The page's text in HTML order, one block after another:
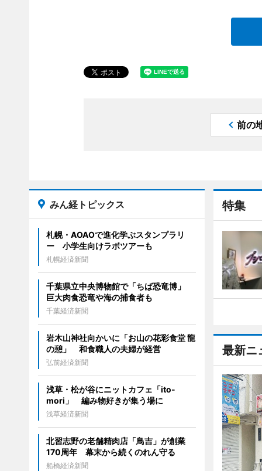
前の
特集
最新ニ
みん経トピックス
札幌・AOAOで進化学ぶスタンプラリ
ー 小学生向けラボツアーも
札幌経済新聞
千葉県立中央博物館で「ちば恐竜博」
巨大肉食恐竜や海の捕食者も
千葉経済新聞
岩木山神社向かいに「お山の花彩食堂 龍
の憩」 和食職人の夫婦が経営
弘前経済新聞
浅草・松が谷にニットカフェ「ito-
mori」 編み物好きが集う場に
浅草経済新聞
北習志野の老舗精肉店「鳥吉」が創業
170周年 幕末から続くのれん守る
船橋経済新聞